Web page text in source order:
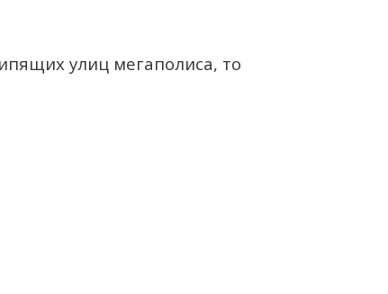
улиц мегаполиса, то